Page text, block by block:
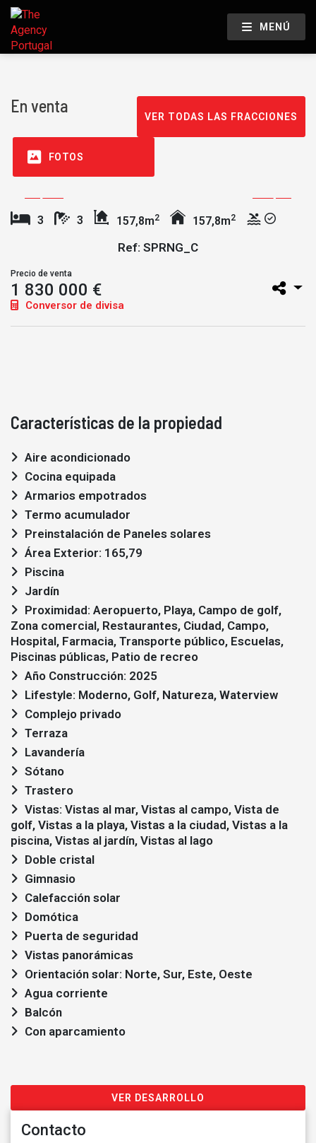
MENÚ
En venta
VER TODAS LAS FRACCIONES
FOTOS
3 3 157,8m2 157,8m2
Ref: SPRNG_C
Precio de venta
1 830 000 €
Conversor de divisa
Características de la propiedad
Aire acondicionado
Cocina equipada
Armarios empotrados
Termo acumulador
Preinstalación de Paneles solares
Área Exterior: 165,79
Piscina
Jardín
Zona comercial, Restaurantes, Ciudad, Campo,
Hospital, Farmacia, Transporte público, Escuelas,
Piscinas públicas, Patio de recreo
Año Construcción: 2025
Lifestyle: Moderno, Golf, Natureza, Waterview
Complejo privado
Terraza
Lavandería
Sótano
Trastero
golf, Vistas a la playa, Vistas a la ciudad, Vistas a la
piscina, Vistas al jardín, Vistas al lago
Doble cristal
Gimnasio
Calefacción solar
Domótica
Puerta de seguridad
Vistas panorámicas
Orientación solar: Norte, Sur, Este, Oeste
Agua corriente
Balcón
Con aparcamiento
VER DESARROLLO
Contacto